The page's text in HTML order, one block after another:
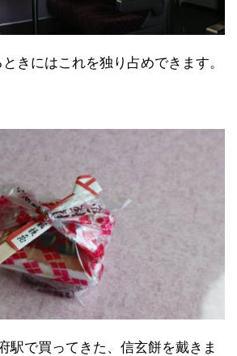
きにはこれを独り占めできます。
駅で買ってきた、信玄餅を戴きま